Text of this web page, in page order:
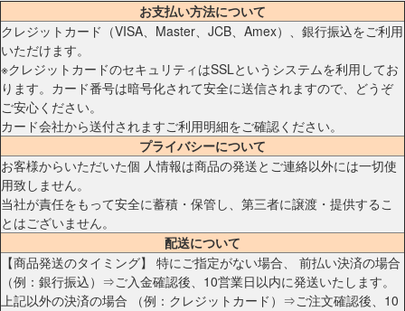
お支払い方法について
クレジットカード（VISA、Master、JCB、Amex）、銀行振込をご利用
いただけます。
※クレジットカードのセキュリティはSSLというシステムを利用してお
ります。カード番号は暗号化されて安全に送信されますので、どうぞ
ご安心ください。
カード会社から送付されますご利用明細をご確認ください。
プライバシーについて
お客様からいただいた個 人情報は商品の発送とご連絡以外には一切使
用致しません。
当社が責任をもって安全に蓄積・保管し、第三者に譲渡・提供するこ
とはございません。
配送について
【商品発送のタイミング】 特にご指定がない場合、 前払い決済の場合
（例：銀行振込）⇒ご入金確認後、10営業日以内に発送いたします。
上記以外の決済の場合 （例：クレジットカード）⇒ご注文確認後、10